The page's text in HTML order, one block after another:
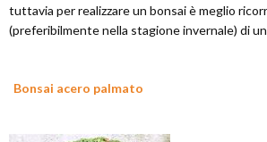
tuttavia per realizzare un bonsai è meglio
(preferibilmente nella stagione invernale) di
Bonsai acero palmato